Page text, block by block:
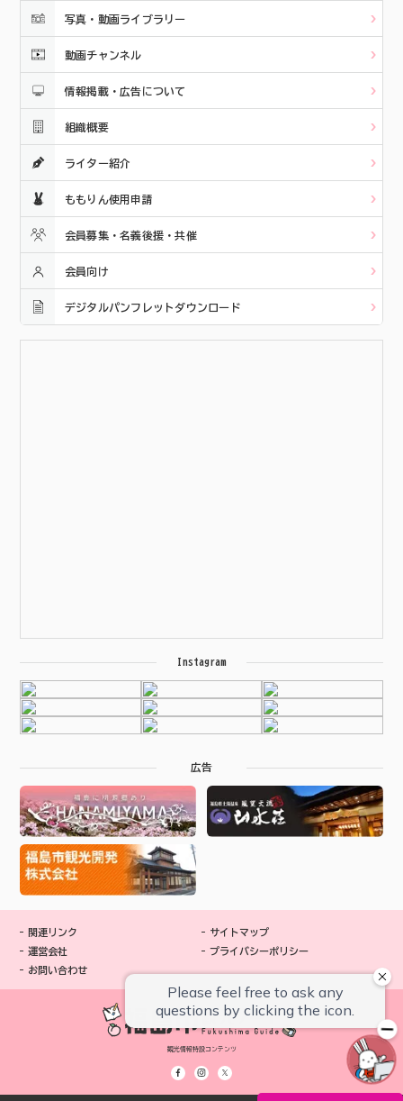
写真・動画ライブラリー
動画チャンネル
情報掲載・広告について
組織概要
ライター紹介
ももりん使用申請
会員募集・名義後援・共催
会員向け
デジタルパンフレットダウンロード
Instagram
広告
関連リンク
運営会社
お問い合わせ
サイトマップ
プライバシーポリシー
観光情報特設コンテンツ